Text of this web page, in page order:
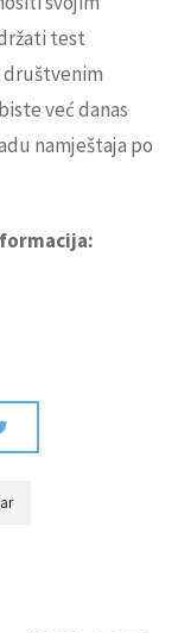
test
društvenim
već danas
namještaja po